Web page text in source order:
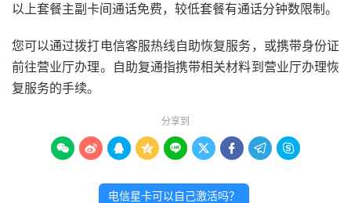
以上套餐主副卡间通话免费，较低套餐有通话分钟数限制。
您可以通过拨打电信客服热线自助恢复服务，或携带身份证
前往营业厅办理。自助复通指携带相关材料到营业厅办理恢
复服务的手续。
分享到
        
电信星卡可以自己激活吗？